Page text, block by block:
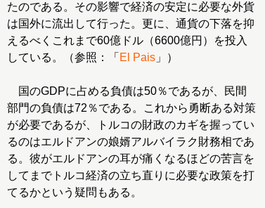
たのである。その影響で経済の安定に必要な外貨
は国外に流出して行った。更に、通貨の下落を抑
えるべくこれまで60億ドル（6600億円）を投入
している。（参照：「 El Pais 」）
国のGDPに占める負債は50％であるが、民間
部門の負債は72％である。これから勇断ある対策
が必要であるが、トルコの財政のカギを握ってい
るのはエルドアンの娘婿アルバイラク財務相であ
る。彼がエルドアンの耳が痛くなるほどの苦言を
してまでトルコ経済の立ち直りに必要な政策を打
てるかという疑問もある。